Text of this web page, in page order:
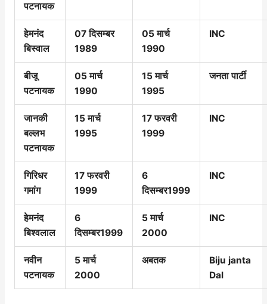
पटनायक
हेमनंद
बिस्वाल
07 दिसम्बर
1989
05 मार्च
1990
INC
बीजू
पटनायक
05 मार्च
1990
15 मार्च
1995
जनता पार्टी
जानकी
बल्लभ
पटनायक
15 मार्च
1995
17 फरवरी
1999
INC
गिरिधर
गमांग
17 फरवरी
1999
6
दिसम्बर1999
INC
हेमनंद
बिश्वलाल
6
दिसम्बर1999
5 मार्च
2000
INC
नवीन
पटनायक
5 मार्च
2000
अबतक
Biju janta
Dal